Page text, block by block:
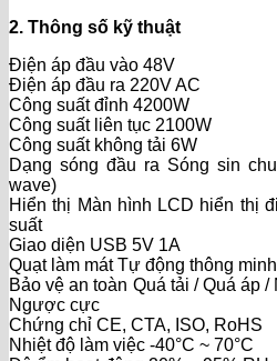
2. Thông số kỹ thuật
Điện áp đầu vào 48V
Điện áp đầu ra 220V AC
Công suất đỉnh 4200W
Công suất liên tục 2100W
Công suất không tải 6W
Dạng sóng đầu ra Sóng sin
wave)
Hiển thị Màn hình LCD hiển thị
suất
Giao diện USB 5V 1A
Quạt làm mát Tự động thông minh
Bảo vệ an toàn Quá tải / Quá áp
Ngược cực
Chứng chỉ CE, CTA, ISO, RoHS
Nhiệt độ làm việc -40°C ~ 70°C